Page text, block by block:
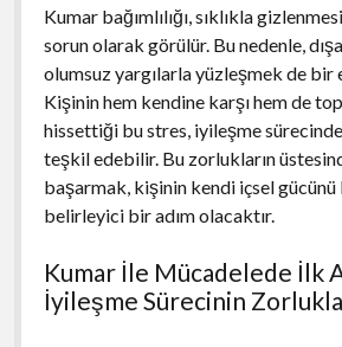
Kumar bağımlılığı, sıklıkla
sorun olarak görülür. Bu nedenle,
olumsuz yargılarla yüzleşmek de bir
Kişinin hem kendine karşı hem de
hissettiği bu stres, iyileşme
teşkil edebilir. Bu zorlukların
başarmak, kişinin kendi içsel gücünü
belirleyici bir adım olacaktır.
Kumar İle Mücadelede İlk
İyileşme Sürecinin